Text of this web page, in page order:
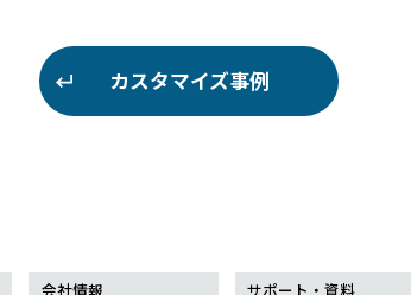
カスタマイズ事例
会社情報 サポート・資料